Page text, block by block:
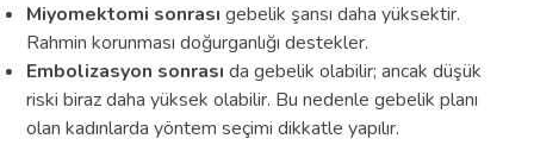
Miyomektomi sonrası gebelik şansı daha yüksektir.
Rahmin korunması doğurganlığı destekler.
Embolizasyon sonrası da gebelik olabilir; ancak düşük
riski biraz daha yüksek olabilir. Bu nedenle gebelik planı
olan kadınlarda yöntem seçimi dikkatle yapılır.